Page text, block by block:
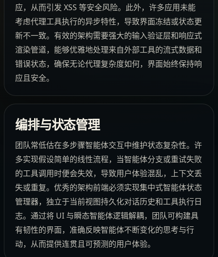
应，从而引发 XSS 等安全风险。此外，许多应用未能
考虑代理工具执行的异步特性，导致界面冻结或状态更
新不一致。有效的架构需要强大的输入验证层和响应式
渲染管道，能够优雅地处理来自外部工具的流式数据和
错误状态，确保无论代理复杂度如何，界面始终保持响
应且安全。
编排与状态管理
团队常低估在多步骤智能体交互中维护状态复杂性。许
多实现假设简单的线性流程，当智能体分支或重试失败
的工具调用时便会失效，导致用户体验混乱，上下文丢
失或重复。优秀的架构前端必须实现集中式智能体状态
管理器，独立于当前视图持久化对话历史和工具执行日
志。通过将 UI 与瞬态智能体逻辑解耦，团队可构建具
有韧性的界面，准确反映智能体不断变化的思考与行
动，从而提供连贯且可预测的用户体验。